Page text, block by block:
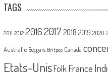
TAGS
2011 2012 20162017 2018 2019 2020
Australie Beggars Britpop Canada
Etats-UnisFolk France